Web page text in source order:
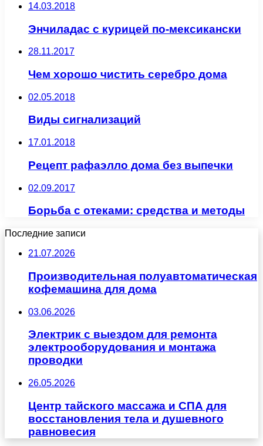
14.03.2018
Энчиладас с курицей по-мексикански
28.11.2017
Чем хорошо чистить серебро дома
02.05.2018
Виды сигнализаций
17.01.2018
Рецепт рафаэлло дома без выпечки
02.09.2017
Борьба с отеками: средства и методы
Последние записи
21.07.2026
Производительная полуавтоматическая
кофемашина для дома
03.06.2026
Электрик с выездом для ремонта
электрооборудования и монтажа
проводки
26.05.2026
Центр тайского массажа и СПА для
восстановления тела и душевного
равновесия